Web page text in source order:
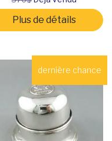
Plus de détails
dernière chance